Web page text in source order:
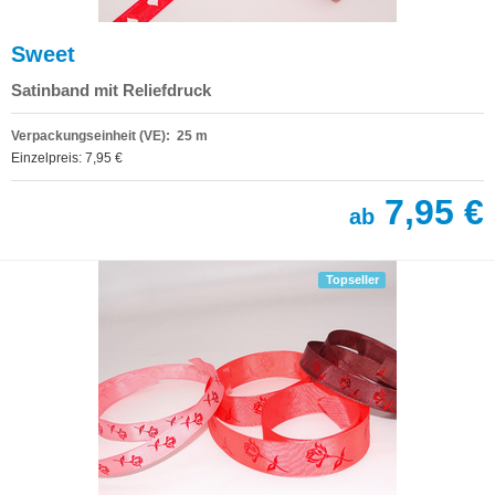
Sweet
Satinband mit Reliefdruck
Verpackungseinheit (VE): 25 m
Einzelpreis: 7,95 €
ab 7,95 €
Topseller